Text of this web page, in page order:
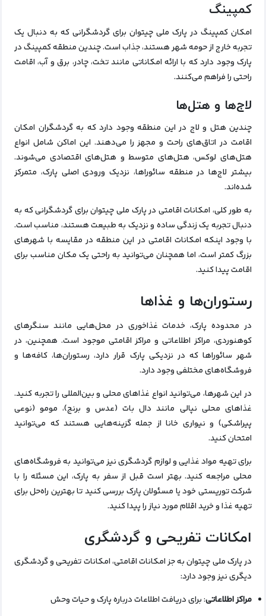
کمپینگ
امکان کمپینگ در پارک ملی چیتوان برای گردشگرانی که به دنبال یک
تجربه خارج از حومه شهر هستند، جذاب است. چندین منطقه کمپینگ در
پارک وجود دارد که با ارائه امکاناتی مانند تخت، چادر، برق و آب، اقامت
راحتی را فراهم می‌کنند.
لاج‌ها و هتل‌ها
چندین هتل و لاج در این منطقه وجود دارد که به گردشگران امکان
اقامت در اتاق‌های راحت و مجهز را می‌دهند. این اماکن شامل انواع
هتل‌های لوکس، هتل‌های متوسط و هتل‌های اقتصادی می‌شوند.
بیشتر لاج‌ها در منطقه سائوراها، نزدیک ورودی اصلی پارک، متمرکز
شده‌اند.
به طور کلی، امکانات اقامتی در پارک ملی چیتوان برای گردشگرانی که به
دنبال تجربه یک زندگی ساده و نزدیک به طبیعت هستند، مناسب است.
با وجود اینکه امکانات اقامتی در این منطقه در مقایسه با شهرهای
بزرگ کمتر است، اما همچنان می‌توانید به راحتی یک مکان مناسب برای
اقامت پیدا کنید.
رستوران‌ها و غذاها
در محدوده پارک، خدمات غذاخوری در محل‌هایی مانند سنگرهای
کوهنوردی، مراکز اطلاعاتی و مراکز اقامتی موجود است. همچنین، در
شهر سائوراها که در نزدیکی پارک قرار دارد، رستوران‌ها، کافه‌ها و
فروشگاه‌های مختلفی وجود دارد.
در این شهرها، می‌توانید انواع غذاهای محلی و بین‌المللی را تجربه کنید.
غذاهای محلی نپالی مانند دال بات (عدس و برنج)، مومو (نوعی
پیراشکی) و نیواری خانا از جمله گزینه‌هایی هستند که می‌توانید
امتحان کنید.
برای تهیه مواد غذایی و لوازم گردشگری نیز می‌توانید به فروشگاه‌های
محلی مراجعه کنید. بهتر است قبل از سفر به پارک، این مسئله را با
شرکت توریستی خود یا مسئولان پارک بررسی کنید تا بهترین راه‌حل برای
تهیه غذا و خرید اقلام مورد نیاز را پیدا کنید.
امکانات تفریحی و گردشگری
در پارک ملی چیتوان به جز امکانات اقامتی، امکانات تفریحی و گردشگری
دیگری نیز وجود دارد:
مراکز اطلاعاتی: برای دریافت اطلاعات درباره پارک و حیات وحش